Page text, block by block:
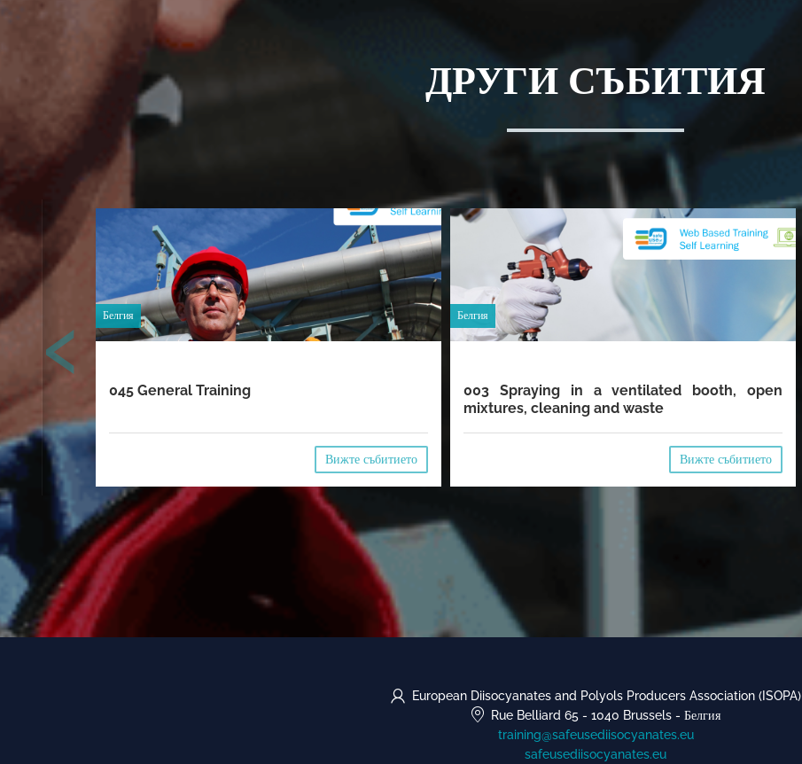
ДРУГИ СЪБИТИЯ
Белгия
045 General Training
Вижте събитието
Белгия
003 Spraying in a ventilated booth, open
mixtures, cleaning and waste
Вижте събитието
‹
European Diisocyanates and Polyols Producers Association (ISOPA)
Rue Belliard 65 - 1040 Brussels - Белгия
training@safeusediisocyanates.eu
safeusediisocyanates.eu